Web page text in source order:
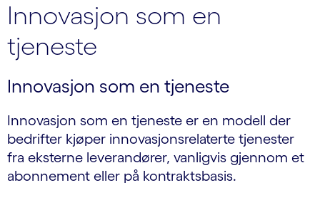
Innovasjon som en
tjeneste
Innovasjon som en tjeneste
Innovasjon som en tjeneste er en modell der
bedrifter kjøper innovasjonsrelaterte tjenester
fra eksterne leverandører, vanligvis gjennom et
abonnement eller på kontraktsbasis.